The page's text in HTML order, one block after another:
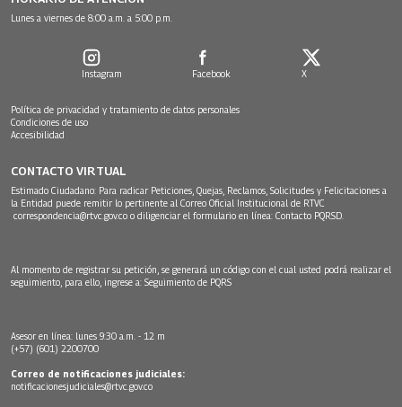
Lunes a viernes de 8:00 a.m. a 5:00 p.m.
Instagram Facebook X
Política de privacidad y tratamiento de datos personales
Condiciones de uso
Accesibilidad
CONTACTO VIRTUAL
Estimado Ciudadano: Para radicar Peticiones, Quejas, Reclamos, Solicitudes y Felicitaciones a
la Entidad puede remitir lo pertinente al Correo Oficial Institucional de RTVC
correspondencia@rtvc.gov.co o diligenciar el formulario en línea: Contacto PQRSD.
Al momento de registrar su petición, se generará un código con el cual usted podrá realizar el
seguimiento, para ello, ingrese a: Seguimiento de PQRS
Asesor en línea: lunes 9:30 a.m. - 12 m
(+57) (601) 2200700
Correo de notificaciones judiciales:
notificacionesjudiciales@rtvc.gov.co